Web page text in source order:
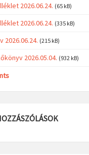
2026.06.24. (65 kB)
2026.06.24. (335 kB)
2026.06.24. (215 kB)
2026.05.04. (932 kB)